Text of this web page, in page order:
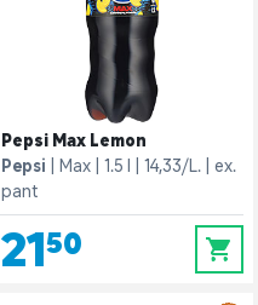
Pepsi Max Lemon
Pepsi
Max 1.5 l 14,33/L.
ex.
pant
21,50 0